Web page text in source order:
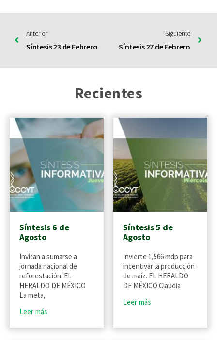
Anterior
Síntesis 23 de Febrero
Siguiente
Síntesis 27 de Febrero
Recientes
Síntesis 6 de
Agosto
Invitan a sumarse a
jornada nacional de
reforestación. EL
HERALDO DE MÉXICO
La meta,
Leer más
Síntesis 5 de
Agosto
Invierte 1,566 mdp para
incentivar la producción
de maíz. EL HERALDO
DE MÉXICO Claudia
Leer más